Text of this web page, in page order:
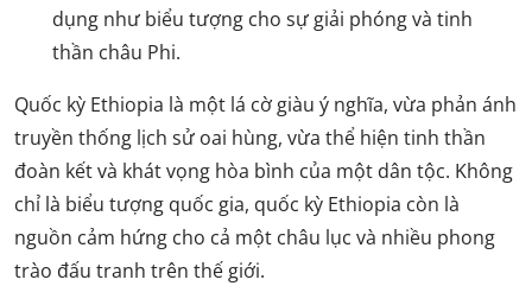
dụng như biểu tượng cho sự giải phóng và tinh
thần châu Phi.
Quốc kỳ Ethiopia là một lá cờ giàu ý nghĩa, vừa phản ánh
truyền thống lịch sử oai hùng, vừa thể hiện tinh thần
đoàn kết và khát vọng hòa bình của một dân tộc. Không
chỉ là biểu tượng quốc gia, quốc kỳ Ethiopia còn là
nguồn cảm hứng cho cả một châu lục và nhiều phong
trào đấu tranh trên thế giới.